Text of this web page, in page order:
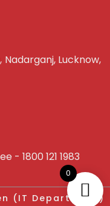
Nadarganj, Lucknow,
- 1800 121 1983
(IT Department)
0